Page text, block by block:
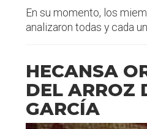
En su momento, los
analizaron todas y cada
HECANSA
DEL ARROZ
GARCÍA